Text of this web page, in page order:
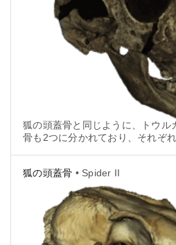
狐の頭蓋骨と同じように、トウル
骨も2つに分かれており、それぞ
狐の頭蓋骨 • Spider II